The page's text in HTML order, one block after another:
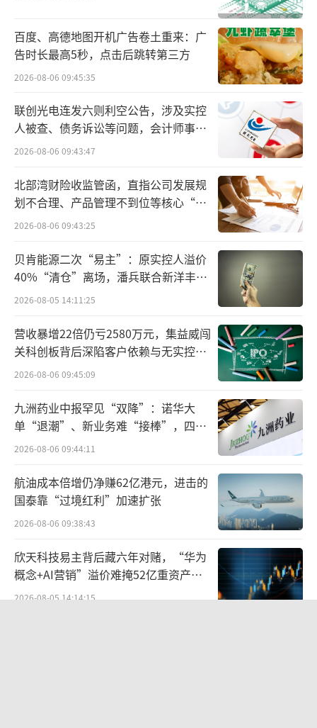
惊人的上涨速度，是这个造富故事中，最
让人惊叹的部分。
1999年1月，英伟达登陆纳斯达克，它用了
近25年的时间，才在2023年6月突破了万亿市
值。而从1万亿，到2024年3月突破2万亿，仅
用了9个多月的时间。6月3日，英伟达市值突破
3万亿后，英伟达面前只剩下了苹果、微软
两大豪强。在市值交替上升中，英伟达实现登
顶，花了约两个星期。接下来，它需要超越的
只剩自己。
每当有人预测，英伟达的股价是不是已被
高估，它就会用新一轮上涨打破质疑。近期，
黄仁勋的演讲、客户站台，也都会成为市场层
面的利好，并转化为上涨动力。
百度、高德地图开机广告卷土重来：广
告时长最高5秒，点击后跳转第三方
2026-08-06 09:45:35
联创光电连发六则利空公告，涉及实控
人被查、债务诉讼等问题，会计师事务
所曾出具“保留意见”
2026-08-06 09:43:47
北部湾财险收监管函，直指公司发展规
划不合理、产品管理不到位等核心“痛
点”
2026-08-06 09:43:25
贝肯能源二次“易主”：原实控人溢价
40%“清仓”离场，潘兵联合新洋丰、
宏科百世拟入主
2026-08-05 14:11:25
营收暴增22倍仍亏2580万元，集益威闯
关科创板背后深陷客户依赖与无实控人
困局
2026-08-06 09:45:09
九洲药业中报罕见“双降”：诺华大
单“退潮”、新业务难“接棒”，四大
难关待闯
2026-08-06 09:44:11
航油成本倍增仍净赚62亿港元，进击的
国泰靠“过境红利”加速扩张
2026-08-06 09:38:43
欣天科技易主背后藏六年对赌，“华为
概念+AI营销”溢价难掩52亿重资产考
验
2026-08-05 14:14:15